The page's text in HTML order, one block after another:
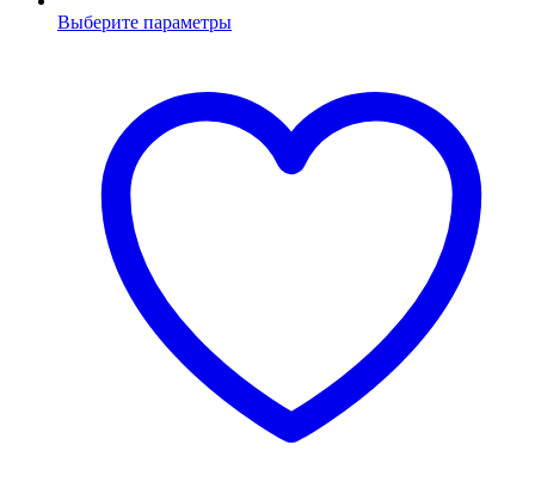
Выберите параметры